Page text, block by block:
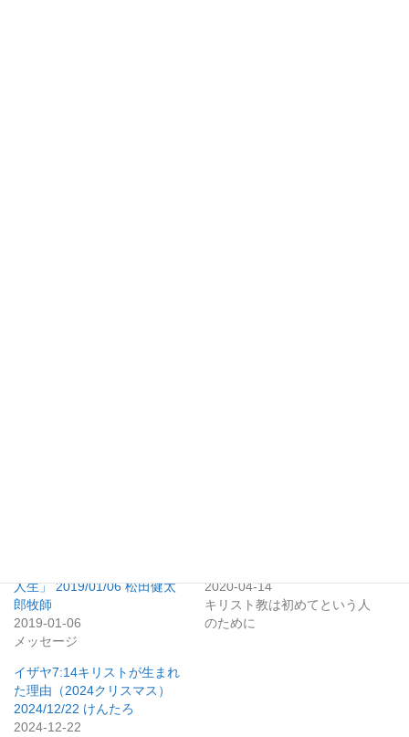
人生」 2019/01/06 松田健太
郎牧師
2019-01-06
メッセージ
2020-04-14
キリスト教は初めてという人
のために
イザヤ7:14キリストが生まれ
た理由（2024クリスマス）
2024/12/22 けんたろ
2024-12-22